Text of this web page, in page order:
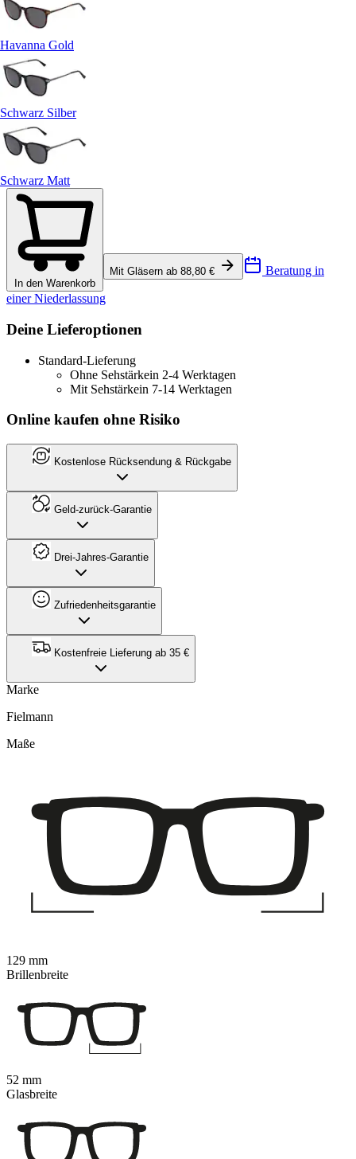
Havanna Gold
Schwarz Silber
Schwarz Matt
In den Warenkorb
Mit Gläsern ab 88,80 € Beratung in
einer Niederlassung
Deine Lieferoptionen
Standard-Lieferung
Ohne Sehstärkein 2-4 Werktagen
Mit Sehstärkein 7-14 Werktagen
Online kaufen ohne Risiko
Kostenlose Rücksendung & Rückgabe
Geld-zurück-Garantie
Drei-Jahres-Garantie
Zufriedenheitsgarantie
Kostenfreie Lieferung ab 35 €
Marke
Fielmann
Maße
129 mm
Brillenbreite
52 mm
Glasbreite